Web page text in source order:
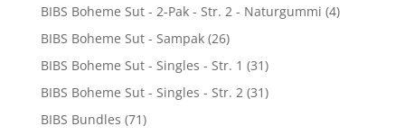
BIBS Boheme Sut - 2-Pak - Str. 2 - Naturgummi (4)
BIBS Boheme Sut - Sampak (26)
BIBS Boheme Sut - Singles - Str. 1 (31)
BIBS Boheme Sut - Singles - Str. 2 (31)
BIBS Bundles (71)